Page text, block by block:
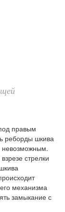
правым
реборды шкива
невозможным.
стрелки
механизма
замыкание с